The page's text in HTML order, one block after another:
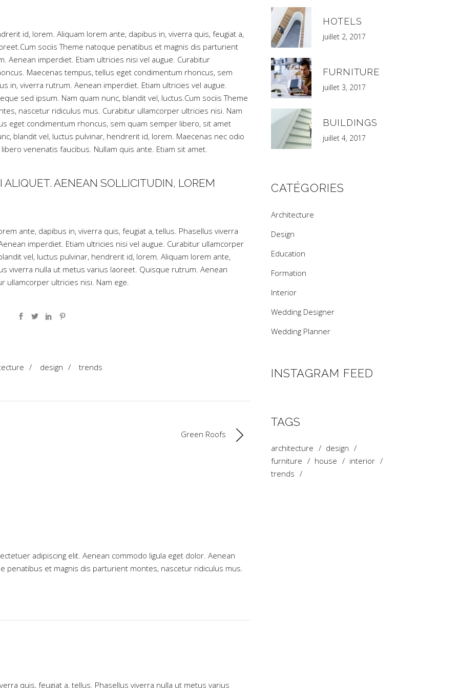
diminuer
le
id, lorem. Aliquam lorem ante, dapibus in, viverra quis, feugiat a,
sociis Theme natoque penatibus et magnis dis parturient
Aenean imperdiet. Etiam ultricies nisi vel augue. Curabitur
Maecenas tempus, tellus eget condimentum rhoncus, sem
in, viverra rutrum. Aenean imperdiet. Etiam ultricies vel augue.
sed ipsum. Nam quam nunc, blandit vel, luctus.Cum sociis Theme
nascetur ridiculus mus. Curabitur ullamcorper ultricies nisi. Nam
eget condimentum rhoncus, sem quam semper libero, sit amet
blandit vel, luctus pulvinar, hendrerit id, lorem. Maecenas nec odio
venenatis faucibus. Nullam quis ante. Etiam sit amet.
ALIQUET. AENEAN SOLLICITUDIN, LOREM
ante, dapibus in, viverra quis, feugiat a, tellus. Phasellus viverra
imperdiet. Etiam ultricies nisi vel augue. Curabitur ullamcorper
vel, luctus pulvinar, hendrerit id, lorem. Aliquam lorem ante,
viverra nulla ut metus varius laoreet. Quisque rutrum. Aenean
ullamcorper ultricies nisi. Nam ege.
/ design / trends
Green Roofs
adipiscing elit. Aenean commodo ligula eget dolor. Aenean
penatibus et magnis dis parturient montes, nascetur ridiculus mus.
quis, feugiat a, tellus. Phasellus viverra nulla ut metus varius
HOTELS
juillet 2, 2017
FURNITURE
juillet 3, 2017
BUILDINGS
juillet 4, 2017
CATÉGORIES
Architecture
Design
Education
Formation
Interior
Wedding Designer
Wedding Planner
INSTAGRAM FEED
TAGS
architecture
design
furniture
house
interior
trends